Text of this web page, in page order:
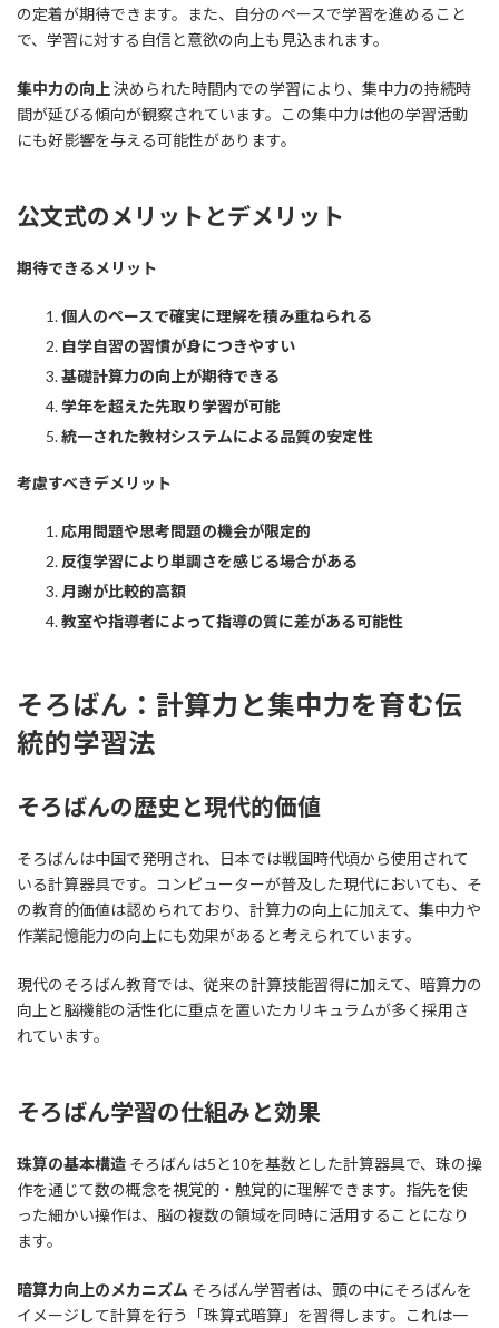
の定着が期待できます。また、自分のペースで学習を進めること
で、学習に対する自信と意欲の向上も見込まれます。
集中力の向上 決められた時間内での学習により、集中力の持続時
間が延びる傾向が観察されています。この集中力は他の学習活動
にも好影響を与える可能性があります。
公文式のメリットとデメリット
期待できるメリット
個人のペースで確実に理解を積み重ねられる
自学自習の習慣が身につきやすい
基礎計算力の向上が期待できる
学年を超えた先取り学習が可能
統一された教材システムによる品質の安定性
考慮すべきデメリット
応用問題や思考問題の機会が限定的
反復学習により単調さを感じる場合がある
月謝が比較的高額
教室や指導者によって指導の質に差がある可能性
そろばん：計算力と集中力を育む伝
統的学習法
そろばんの歴史と現代的価値
そろばんは中国で発明され、日本では戦国時代頃から使用されて
いる計算器具です。コンピューターが普及した現代においても、そ
の教育的価値は認められており、計算力の向上に加えて、集中力や
作業記憶能力の向上にも効果があると考えられています。
現代のそろばん教育では、従来の計算技能習得に加えて、暗算力の
向上と脳機能の活性化に重点を置いたカリキュラムが多く採用さ
れています。
そろばん学習の仕組みと効果
珠算の基本構造 そろばんは5と10を基数とした計算器具で、珠の操
作を通じて数の概念を視覚的・触覚的に理解できます。指先を使
った細かい操作は、脳の複数の領域を同時に活用することになり
ます。
暗算力向上のメカニズム そろばん学習者は、頭の中にそろばんを
イメージして計算を行う「珠算式暗算」を習得します。これは一